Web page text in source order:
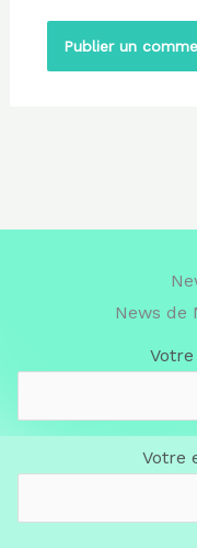
News de
Votre